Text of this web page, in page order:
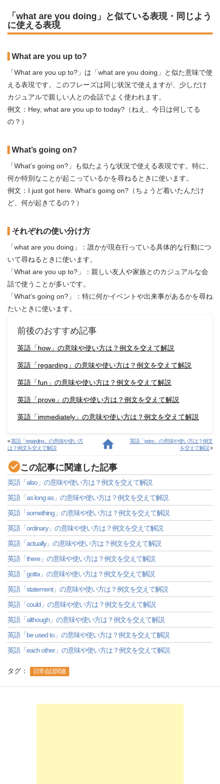
「what are you doing」と似ている表現・同じよう
に使える表現
What are you up to?
「What are you up to?」は「what are you doing」と似た意味で使
える表現です。このフレーズは同じ状況で使えますが、少しだけ
カジュアルで親しい人との会話でよく使われます。
例文：Hey, what are you up to today?（ねえ、今日は何してる
の？）
What’s going on?
「What’s going on?」も似たような状況で使える表現です。特に、
何か特別なことが起こっているかを尋ねるときに使います。
例文：I just got here. What’s going on?（ちょうど着いたんだけ
ど、何が起きてるの？）
それぞれの使い分け方
「what are you doing」：誰かが現在行っている具体的な行動につ
いて尋ねるときに使います。
「What are you up to?」：親しい友人や家族とのカジュアルな会
話で使うことが多いです。
「What’s going on?」：特に何かイベントや出来事があるかを尋ね
たいときに使います。
前後のおすすめ記事
英語「how」の意味や使い方は？例文を交えて解説
英語「regarding」の意味や使い方は？例文を交えて解説
英語「fun」の意味や使い方は？例文を交えて解説
英語「prove」の意味や使い方は？例文を交えて解説
英語「immediately」の意味や使い方は？例文を交えて解説
«英語「regarding」の意味や使い方
は？例文を交えて解説
英語「prize」の意味や使い方は？例文
を交えて解説»
この記事に関連した記事
英語「also」の意味や使い方は？例文を交えて解説
英語「as long as」の意味や使い方は？例文を交えて解説
英語「something」の意味や使い方は？例文を交えて解説
英語「ordinary」の意味や使い方は？例文を交えて解説
英語「actually」の意味や使い方は？例文を交えて解説
英語「there」の意味や使い方は？例文を交えて解説
英語「gotta」の意味や使い方は？例文を交えて解説
英語「statement」の意味や使い方は？例文を交えて解説
英語「could」の意味や使い方は？例文を交えて解説
英語「although」の意味や使い方は？例文を交えて解説
英語「be used to」の意味や使い方は？例文を交えて解説
英語「each other」の意味や使い方は？例文を交えて解説
タグ： 日常会話関連